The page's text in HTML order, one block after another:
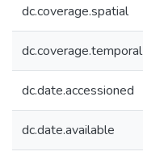
dc.coverage.spatial
dc.coverage.temporal
dc.date.accessioned
dc.date.available